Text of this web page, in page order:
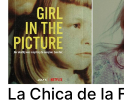
La Chica de la